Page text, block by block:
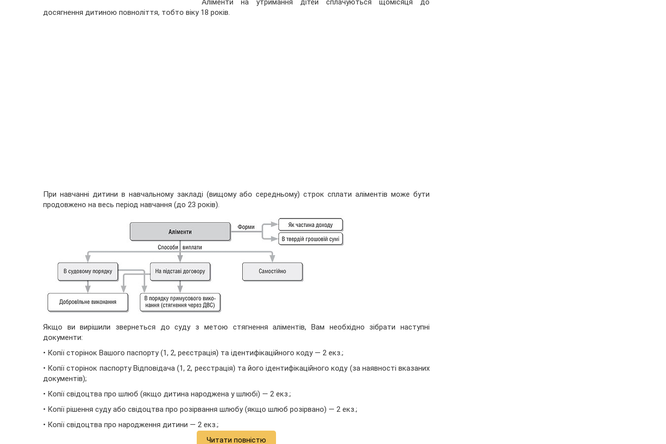
Аліменти на утримання дітей сплачуються щомісяця до
досягнення дитиною повноліття, тобто віку 18 років.
При навчанні дитини в навчальному закладі (вищому або середньому) строк сплати аліментів може бути
продовжено на весь період навчання (до 23 років).
Якщо ви вирішили звернеться до суду з метою стягнення алімен­тів, Вам необхідно зібрати наступні
документи:
• Копії сторінок Вашого паспорту (1, 2, реєстрація) та іден­тифікаційного коду — 2 екз.;
• Копії сторінок паспорту Відповідача (1, 2, реєстрація) та його ідентифікаційного коду (за наявності вказаних
документів);
• Копії свідоцтва про шлюб (якщо дитина народжена у шлюбі) — 2 екз.;
• Копії рішення суду або свідоцтва про розірвання шлюбу (якщо шлюб розірвано) — 2 екз.;
• Копії свідоцтва про народження дитини — 2 екз.;
Читати повністю